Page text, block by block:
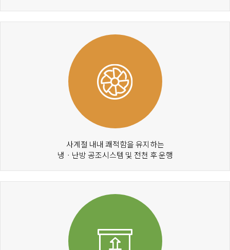
사계절 내내 쾌적함을 유지하는
냉ㆍ난방 공조시스템 및 전천 후 운행